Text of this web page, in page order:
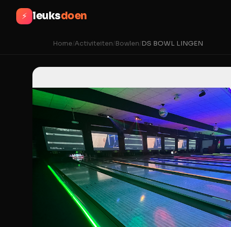
⚡ leuksdoen
Home/Activiteiten/Bowlen/DS BOWL LINGEN